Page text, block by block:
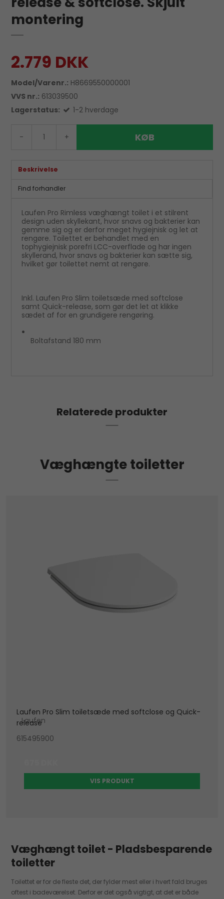
montering
2.779 DKK
Model/Varenr.: H8669550000001
VVS nr.: 613039500
Lagerstatus:
1-2 hverdage
- + KØB
Beskrivelse
Find forhandler
Laufen Pro Rimless væghængt toilet i et stilrent
design uden skyllekant, hvor snavs og bakterier kan
gemme sig og er derfor meget hygiejnisk og let at
rengøre. Toilettet er behandlet med en
tophygiejnisk porefri LCC-overflade og har ingen
skyllerand, hvor snavs og bakterier kan sætte sig,
hvilket gør toilettet nemt at rengøre.
Inkl. Laufen Pro Slim toiletsæde med softclose
samt Quick-release, som gør det let at klikke
sædet af for en grundigere rengøring.
Boltafstand 180 mm
Relaterede produkter
Væghængte toiletter
Laufen Pro Slim toiletsæde med softclose og Quick-
release
Laufen
615495900
VIS PRODUKT
Væghængt toilet - Pladsbesparende
toiletter
Toilettet er for de fleste det, der fylder mest eller i hvert fald bruges
oftest i badeværelset. Derfor er det også vigtigt, at det er både